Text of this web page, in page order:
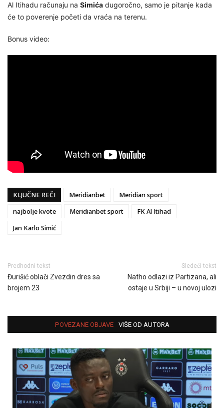
Al Itihadu računaju na Simića dugoročno, samo je pitanje kada
će to poverenje početi da vraća na terenu.
Bonus video:
KLJUČNE REČI Meridianbet
Meridian sport
najbolje kvote
Meridianbet sport
FK Al Itihad
Jan Karlo Simić
Predhodni tekst
Đurišić oblači Zvezdin dres sa
brojem 23
Sledeći tekst
Natho odlazi iz Partizana, ali
ostaje u Srbiji – u novoj ulozi
POVEZANE OBJAVE VIŠE OD AUTORA